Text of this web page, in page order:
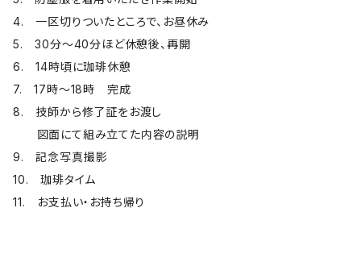
4. 一区切りついたところで、お昼休み
5. 30分～40分ほど休憩後、再開
6. 14時頃に珈琲休憩
7. 17時～18時 完成
8. 技師から修了証をお渡し
図面にて組み立てた内容の説明
9. 記念写真撮影
10. 珈琲タイム
11. お支払い・お持ち帰り